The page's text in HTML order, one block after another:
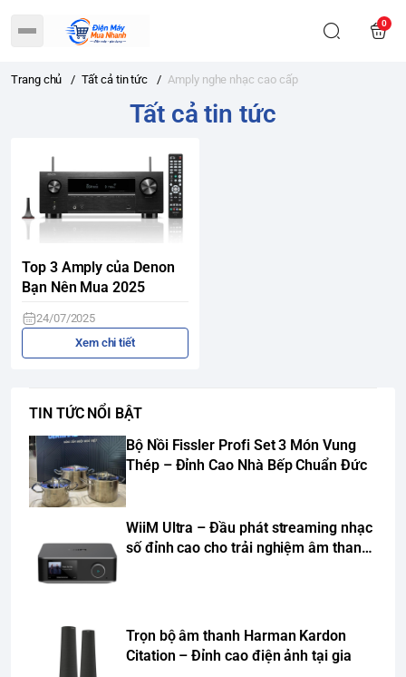
0
Trang chủ / Tất cả tin tức / Amply nghe nhạc cao cấp
Tất cả tin tức
Top 3 Amply của Denon
Bạn Nên Mua 2025
24/07/2025
Xem chi tiết
TIN TỨC NỔI BẬT
Bộ Nồi Fissler Profi Set 3 Món Vung
Thép – Đỉnh Cao Nhà Bếp Chuẩn Đức
WiiM Ultra – Đầu phát streaming nhạc
số đỉnh cao cho trải nghiệm âm thanh
Trọn bộ âm thanh Harman Kardon
Citation – Đỉnh cao điện ảnh tại gia